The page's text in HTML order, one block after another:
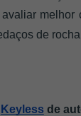
melhor
de
Keyless de